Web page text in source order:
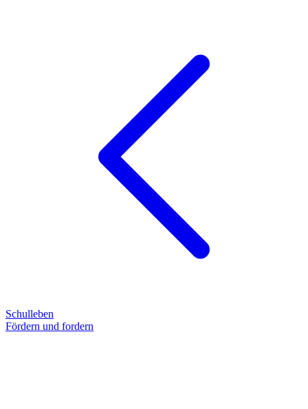
Schulleben
Fördern und fordern